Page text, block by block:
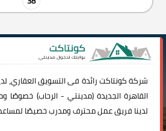
شركةكونتاكترائدة فى التسويق العقاري،
القاهرة الجديدة (مدينتي -الرحاب) خصوصًا
لدينا فريق عمل محترف ومدرب خصيصًا